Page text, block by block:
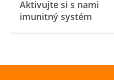
Aktivujte si s nami
imunitný systém